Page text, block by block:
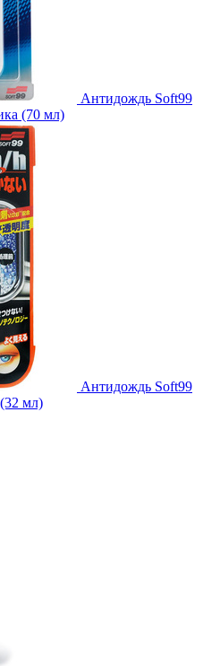
Антидождь Soft99
(70 мл)
Антидождь Soft99
мл)